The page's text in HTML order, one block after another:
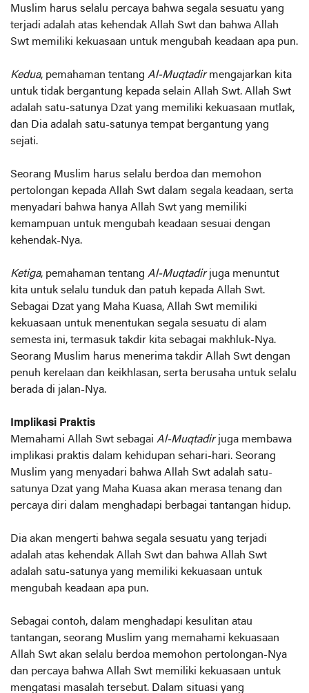
Muslim harus selalu percaya bahwa segala sesuatu yang
terjadi adalah atas kehendak Allah Swt dan bahwa Allah
Swt memiliki kekuasaan untuk mengubah keadaan apa pun.
Kedua, pemahaman tentang Al-Muqtadirmengajarkan kita
untuk tidak bergantung kepada selain Allah Swt. Allah Swt
adalah satu-satunya Dzat yang memiliki kekuasaan mutlak,
dan Dia adalah satu-satunya tempat bergantung yang
sejati.
Seorang Muslim harus selalu berdoa dan memohon
pertolongan kepada Allah Swt dalam segala keadaan, serta
menyadari bahwa hanya Allah Swt yang memiliki
kemampuan untuk mengubah keadaan sesuai dengan
kehendak-Nya.
Ketiga, pemahaman tentang Al-Muqtadirjuga menuntut
kita untuk selalu tunduk dan patuh kepada Allah Swt.
Sebagai Dzat yang Maha Kuasa, Allah Swt memiliki
kekuasaan untuk menentukan segala sesuatu di alam
semesta ini, termasuk takdir kita sebagai makhluk-Nya.
Seorang Muslim harus menerima takdir Allah Swt dengan
penuh kerelaan dan keikhlasan, serta berusaha untuk selalu
berada di jalan-Nya.
Implikasi Praktis
Memahami Allah Swt sebagai Al-Muqtadirjuga membawa
implikasi praktis dalam kehidupan sehari-hari. Seorang
Muslim yang menyadari bahwa Allah Swt adalah satu-
satunya Dzat yang Maha Kuasa akan merasa tenang dan
percaya diri dalam menghadapi berbagai tantangan hidup.
Dia akan mengerti bahwa segala sesuatu yang terjadi
adalah atas kehendak Allah Swt dan bahwa Allah Swt
adalah satu-satunya yang memiliki kekuasaan untuk
mengubah keadaan apa pun.
Sebagai contoh, dalam menghadapi kesulitan atau
tantangan, seorang Muslim yang memahami kekuasaan
Allah Swt akan selalu berdoa memohon pertolongan-Nya
dan percaya bahwa Allah Swt memiliki kekuasaan untuk
mengatasi masalah tersebut. Dalam situasi yang